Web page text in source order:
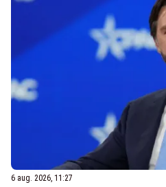
6 aug. 2026, 11:27